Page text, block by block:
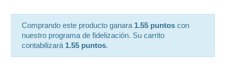
Comprando este producto ganara 1.55 puntos con
nuestro programa de fidelización. Su carrito
contabilizará 1.55 puntos.